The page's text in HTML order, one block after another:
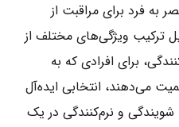
به فرد برای مراقبت از
ترکیب ویژگی‌های مختلف از
برای افرادی که به
می‌دهند، انتخابی ایده‌آل
و نرم‌کنندگی در یک